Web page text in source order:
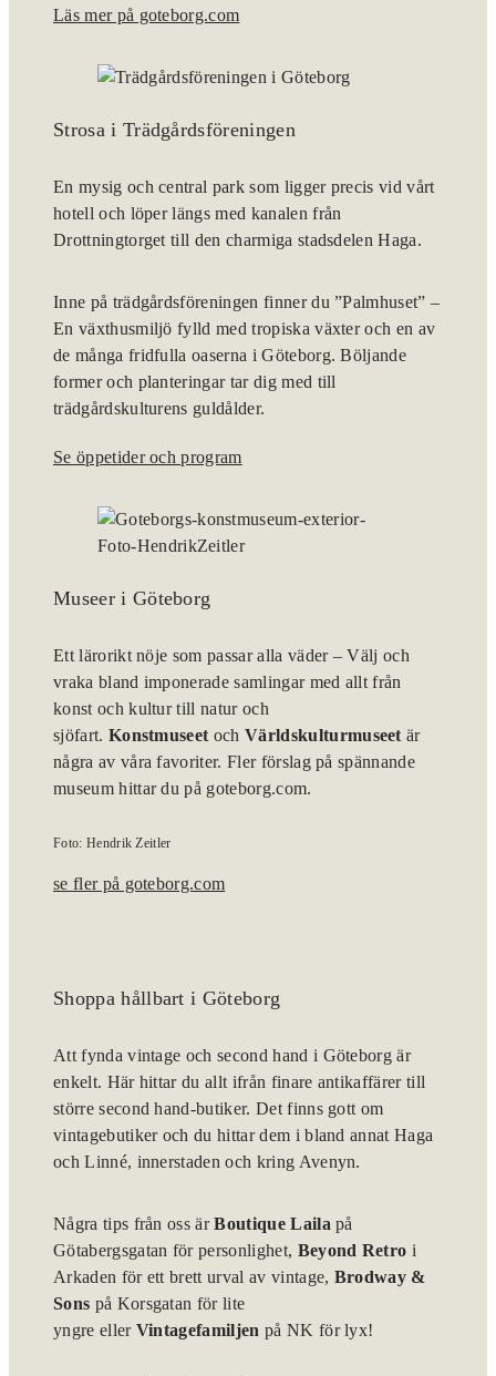
Läs mer på goteborg.com
Strosa i Trädgårdsföreningen
En mysig och central park som ligger precis vid vårt
hotell och löper längs med kanalen från
Drottningtorget till den charmiga stadsdelen Haga.
Inne på trädgårdsföreningen finner du ”Palmhuset” –
En växthusmiljö fylld med tropiska växter och en av
de många fridfulla oaserna i Göteborg. Böljande
former och planteringar tar dig med till
trädgårdskulturens guldålder.
Se öppetider och program
Museer i Göteborg
Ett lärorikt nöje som passar alla väder – Välj och
vraka bland imponerade samlingar med allt från
konst och kultur till natur och
sjöfart. Konstmuseet ochVärldskulturmuseet är
några av våra favoriter. Fler förslag på spännande
museum hittar du på goteborg.com.
Foto: Hendrik Zeitler
se fler på goteborg.com
Shoppa hållbart i Göteborg
Att fynda vintage och second hand i Göteborg är
enkelt. Här hittar du allt ifrån finare antikaffärer till
större second hand-butiker. Det finns gott om
vintagebutiker och du hittar dem i bland annat Haga
och Linné, innerstaden och kring Avenyn.
Några tips från oss ärBoutique Laila på
Götabergsgatan för personlighet, Beyond Retro i
Arkaden för ett brett urval av vintage, Brodway &
Sons på Korsgatan för lite
yngre eller Vintagefamiljen på NK för lyx!